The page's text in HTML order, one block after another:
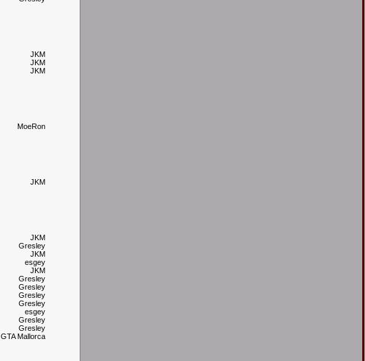
JKM
JKM
JKM
MoeRon
JKM
JKM
Gresley
JKM
esgey
JKM
Gresley
Gresley
Gresley
Gresley
esgey
Gresley
Gresley
GTA Mallorca